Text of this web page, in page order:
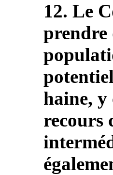
12. Le
prendre
haine, y
recours